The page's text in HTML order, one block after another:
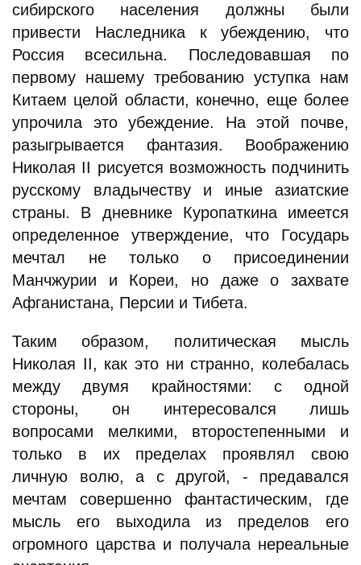
сибирского населения должны были
привести Наследника к убеждению, что
Россия всесильна. Последовавшая по
первому нашему требованию уступка нам
Китаем целой области, конечно, еще более
упрочила это убеждение. На этой почве,
разыгрывается фантазия. Воображению
Николая II рисуется возможность подчинить
русскому владычеству и иные азиатские
страны. В дневнике Куропаткина имеется
определенное утверждение, что Государь
мечтал не только о присоединении
Манчжурии и Кореи, но даже о захвате
Афганистана, Персии и Тибета.
Таким образом, политическая мысль
Николая II, как это ни странно, колебалась
между двумя крайностями: с одной
стороны, он интересовался лишь
вопросами мелкими, второстепенными и
только в их пределах проявлял свою
личную волю, а с другой, - предавался
мечтам совершенно фантастическим, где
мысль его выходила из пределов его
огромного царства и получала нереальные